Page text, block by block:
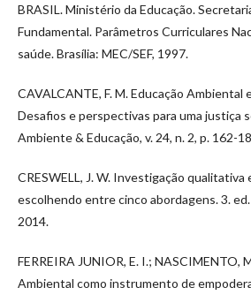
BRASIL. Ministério da Educação.
Fundamental. Parâmetros Curriculares
saúde. Brasília: MEC/SEF, 1997.
CAVALCANTE, F. M. Educação Ambiental
Desafios e perspectivas para uma justiça
Ambiente & Educação, v. 24, n. 2, p. 162-
CRESWELL, J. W. Investigação
escolhendo entre cinco abordagens. 3.
2014.
FERREIRA JUNIOR, E. I.; NASCIMENTO,
Ambiental como instrumento de